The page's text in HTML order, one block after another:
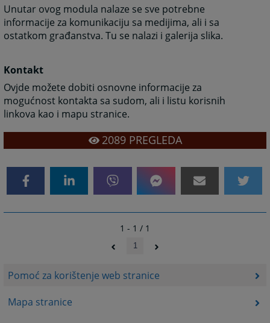
Pomoć za korištenje web stranice
Mapa stranice
Unutar ovog modula nalaze se sve potrebne
informacije za komunikaciju sa medijima, ali i sa
ostatkom građanstva. Tu se nalazi i galerija slika.
Kontakt
Ovjde možete dobiti osnovne informacije za
mogućnost kontakta sa sudom, ali i listu korisnih
linkova kao i mapu stranice.
2089PREGLEDA
1 - 1 / 1
1